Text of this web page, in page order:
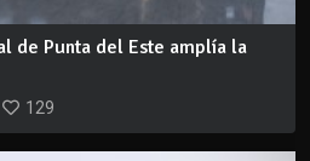
de Punta del Este amplía la
129